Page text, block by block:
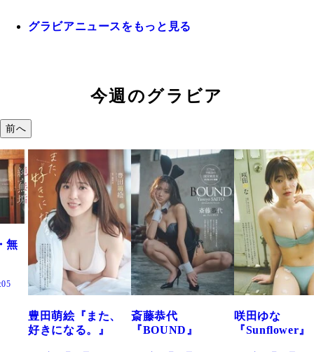
グラビアニュースをもっと見る
今週のグラビア
前へ
斎藤恭代
『BOUND』
咲田ゆな
『Sunflower』
藤水咲桜『花
だまり』